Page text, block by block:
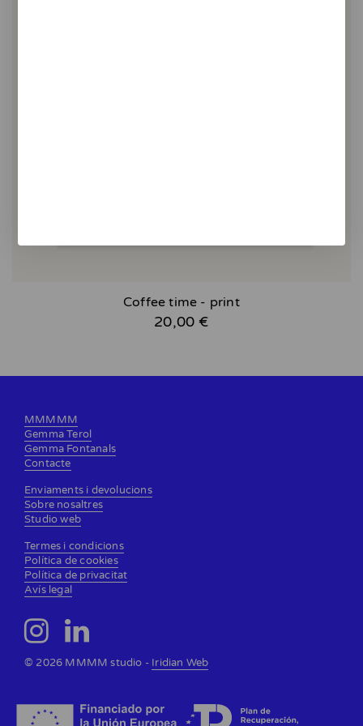
Coffee time - print
20,00 €
MMMMM
Gemma Terol
Gemma Fontanals
Contacte
Enviaments i devolucions
Sobre nosaltres
Studio web
Termes i condicions
Política de cookies
Política de privacitat
Avís legal
© 2026 MMMM studio - Iridian Web